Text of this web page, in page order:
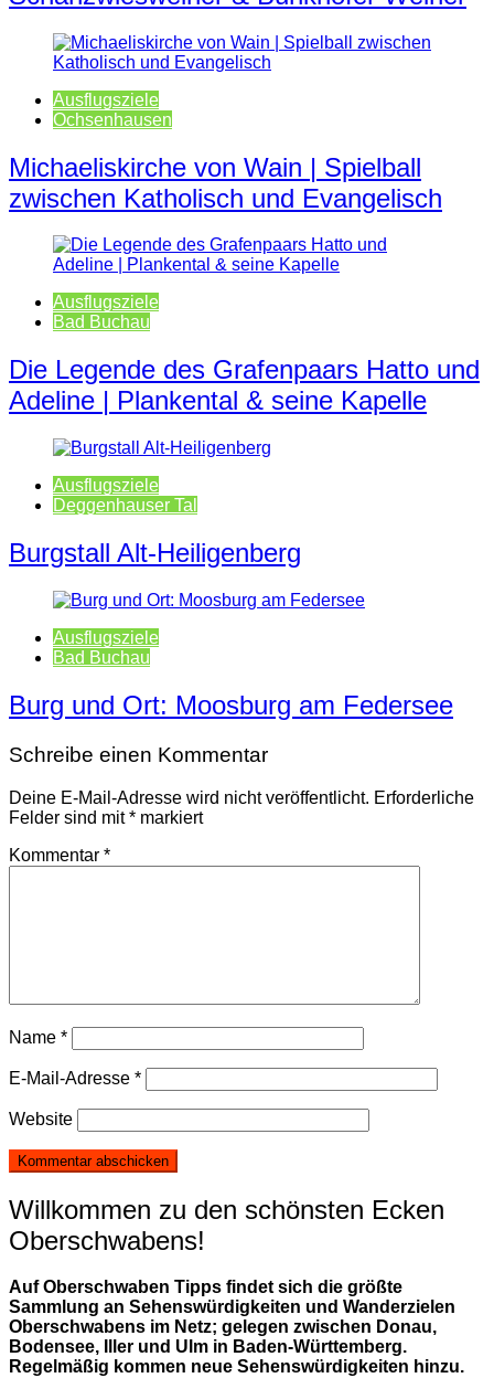
Ausflugsziele
Ochsenhausen
Michaeliskirche von Wain | Spielball
zwischen Katholisch und Evangelisch
Ausflugsziele
Bad Buchau
Die Legende des Grafenpaars Hatto und
Adeline | Plankental & seine Kapelle
Ausflugsziele
Deggenhauser Tal
Burgstall Alt-Heiligenberg
Ausflugsziele
Bad Buchau
Burg und Ort: Moosburg am Federsee
Schreibe einen Kommentar
Deine E-Mail-Adresse wird nicht veröffentlicht. Erforderliche
Felder sind mit* markiert
Kommentar *
Name *
E-Mail-Adresse *
Website
Willkommen zu den schönsten Ecken
Oberschwabens!
Auf Oberschwaben Tipps findet sich die größte
Sammlung an Sehenswürdigkeiten und Wanderzielen
Oberschwabens im Netz; gelegen zwischen Donau,
Bodensee, Iller und Ulm in Baden-Württemberg.
Regelmäßig kommen neue Sehenswürdigkeiten hinzu.